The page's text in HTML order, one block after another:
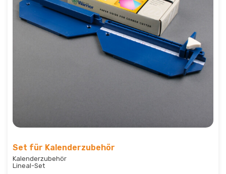
Set für Kalenderzubehör
Kalenderzubehör
Lineal-Set